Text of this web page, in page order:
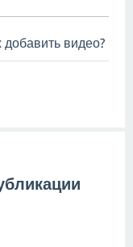
добавить видео?